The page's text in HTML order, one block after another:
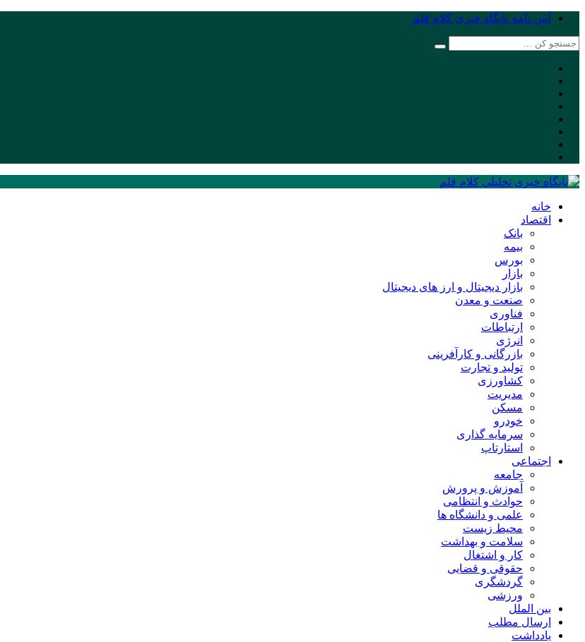
آیین نامه پایگاه خبری کلام قلم
خانه
اقتصاد
بانک
بیمه
بورس
بازار
بازار دیجیتال و ارز های دیجیتال
صنعت و معدن
فناوری
ارتباطات
انرژی
بازرگانی و کارآفرینی
تولید و تجارت
کشاورزی
مدیریت
مسکن
خودرو
سرمایه گذاری
استارتاپ
اجتماعی
جامعه
آموزش و پرورش
حوادث و انتظامی
علمی و دانشگاه ها
محیط زیست
سلامت و بهداشت
کار و اشتغال
حقوقی و قضایی
گردشگری
ورزشی
بین الملل
ارسال مطلب
یادداشت